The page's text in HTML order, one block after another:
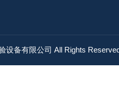
设备有限公司 All Rights